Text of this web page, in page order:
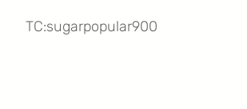
TC:sugarpopular900